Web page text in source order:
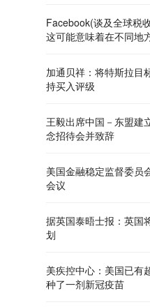
Facebook(谈及全球税
这可能意味着在不同地
加通贝祥：将特斯拉目
持买入评级
王毅出席中国－东盟建
念招待会并致辞
美国金融稳定监督委员
会议
据英国泰晤士报：英国
划
美疾控中心：美国已有
种了一剂新冠疫苗